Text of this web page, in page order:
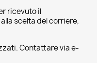
ricevuto il
scelta del corriere,
Contattare via e-